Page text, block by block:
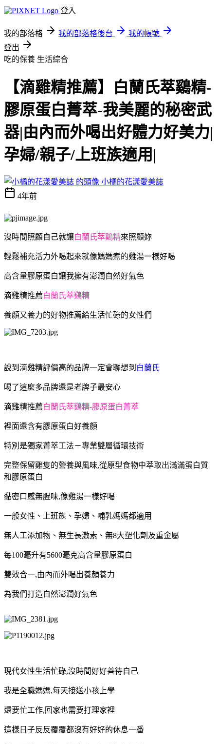
登入
我的部落格 我的部落格後台
我的帳號
登出
吃的保養 生活綜合
【滴雞精推薦】白蘭氏萃鷄精-
膠原蛋白菁萃-我美麗的秘密武
器|由內而外喝出好體力好美力|
孕婦/親子/上班族適用|
小橘的花漾愛美誌
4年前
沒時間照顧自己就讓白蘭氏萃鷄精來照顧妳
輕鬆補充活力外喝起來就像媽媽煮的雞湯一樣好喝
高含量膠原蛋白讓我擁有澎潤自然好氣色
滴雞精推薦白蘭氏萃鷄精
養顏又養力的好物推薦給生活忙碌的女性們
說到滴雞精評價高的品牌一定會聯想到 白蘭氏
喝了這麼多品牌還是老牌子最安心
滴雞精推薦白蘭氏萃鷄精-膠原蛋白菁萃
裡面還含有膠原蛋白好養顏
特別是獨家菁萃工法－專業雙層循環技術
完整保留雞隻的營養與風味,從原型食物中萃取出滿滿蛋白質
和膠原蛋白
黏密口感無腥味,像雞湯一樣好喝
一般女性、上班族、孕婦、哺乳媽媽都適用
無人工添加物、無生長激素、無8大塑化劑及重金屬
每100毫升有5600毫克高含量膠原蛋白
雙效合一,由內而外喝出養顏養力
為我們打造自然澎潤好氣色
現代女性生活忙碌,沒時間好好善待自己
我是全職媽媽,每天接送小孩上學
還要忙工作,回家也需要打理家裡
這樣日子反反覆覆都沒有好好的休息一番